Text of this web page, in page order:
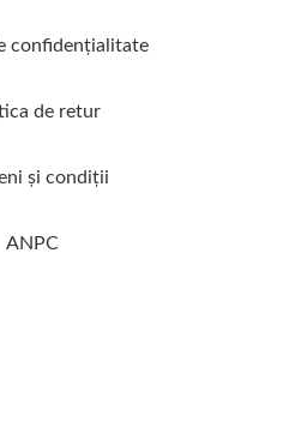
confidenţialitate
de retur
şi condiţii
ANPC